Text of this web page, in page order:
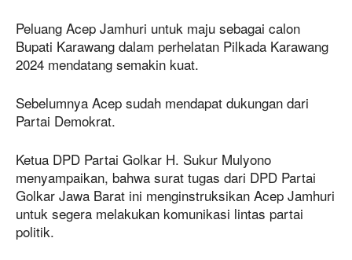
Peluang Acep Jamhuri untuk maju sebagai calon
Bupati Karawang dalam perhelatan Pilkada Karawang
2024 mendatang semakin kuat.
Sebelumnya Acep sudah mendapat dukungan dari
Partai Demokrat.
Ketua DPD Partai Golkar H. Sukur Mulyono
menyampaikan, bahwa surat tugas dari DPD Partai
Golkar Jawa Barat ini menginstruksikan Acep Jamhuri
untuk segera melakukan komunikasi lintas partai
politik.